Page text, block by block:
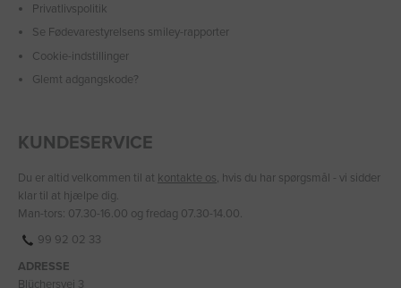
Privatlivspolitik
Se Fødevarestyrelsens smiley-rapporter
Cookie-indstillinger
Glemt adgangskode?
KUNDESERVICE
Du er altid velkommen til at kontakte os, hvis du har spørgsmål - vi sidder
klar til at hjælpe dig.
Man-tors: 07.30-16.00 og fredag 07.30-14.00.
99 92 02 33
ADRESSE
Blüchersvej 3